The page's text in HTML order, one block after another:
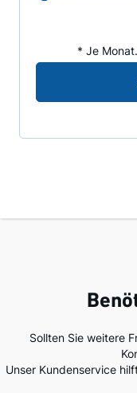
* Je
Sollten Sie weitere
Unser Kundenservice